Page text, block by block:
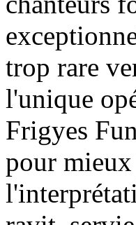
trop rare
l'unique
Frigyes
pour mieux